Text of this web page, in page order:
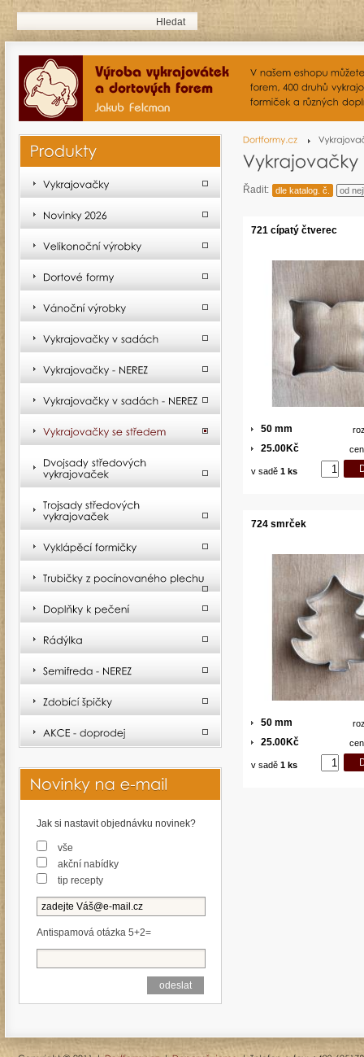
Řadit: dle katalog. č. od
721 cípatý čtverec
50 mm
25.00Kč
v sadě 1 ks
724 smrček
50 mm
25.00Kč
v sadě 1 ks
Jak si nastavit objednávku novinek?
vše
akční nabídky
tip recepty
Antispamová otázka 5+2=